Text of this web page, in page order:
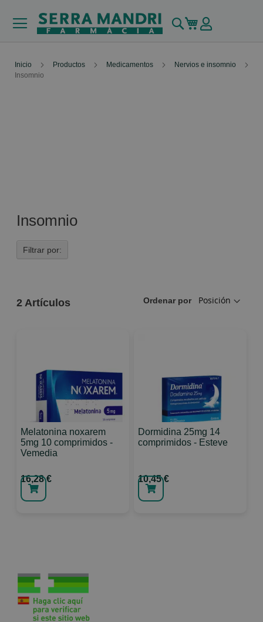
Buscar
Mi carrito
Inicio Productos Medicamentos
Nervios e insomnio
Insomnio
Insomnio
Filtrar por:
2Artículos Ordenar por
Melatonina noxarem
5mg 10 comprimidos -
Vemedia
16,28 €
Dormidina 25mg 14
comprimidos - Esteve
10,45 €